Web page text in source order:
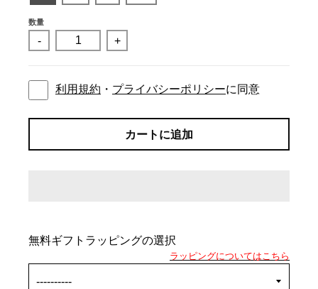
数量
- +
利用規約 ・ プライバシーポリシーに同意
カートに追加
無料ギフトラッピングの選択
ラッピングについてはこちら